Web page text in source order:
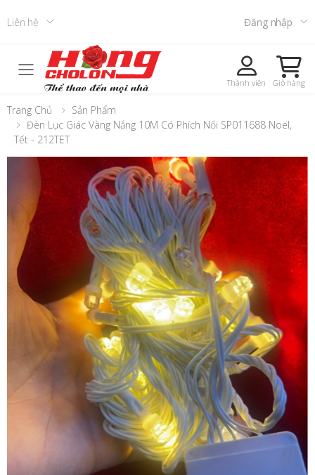
Liên hệ Đăng nhập
Toggle mobile menu Thành viên Giỏ hàng
Trang Chủ
Sản Phẩm
Đèn Lục Giác Vàng Nắng 10M Có Phích Nối SP011688 Noel,
Tết - 212TET